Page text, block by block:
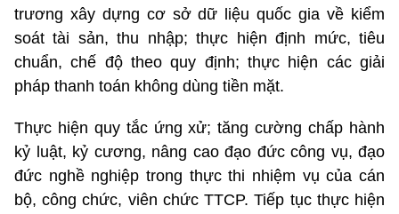
trương xây dựng cơ sở dữ liệu quốc gia về kiểm
soát tài sản, thu nhập; thực hiện định mức, tiêu
chuẩn, chế độ theo quy định; thực hiện các giải
pháp thanh toán không dùng tiền mặt.
Thực hiện quy tắc ứng xử; tăng cường chấp hành
kỷ luật, kỷ cương, nâng cao đạo đức công vụ, đạo
đức nghề nghiệp trong thực thi nhiệm vụ của cán
bộ, công chức, viên chức TTCP. Tiếp tục thực hiện